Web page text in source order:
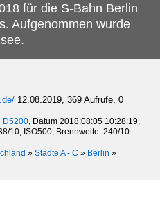
für die S-Bahn Berlin
Aufgenommen wurde
12.08.2019, 369 Aufrufe, 0
D5200, Datum 2018:08:05 10:28:19,
10, ISO500, Brennweite: 240/10
» Städte A - C » Berlin »